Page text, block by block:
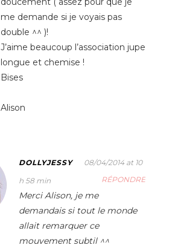
me demande si je voyais pas
double ^^ )!
J’aime beaucoup l’association jupe
longue et chemise !
Bises
Alison
DOLLYJESSY
08/04/2014 at 10
h 58 min
RÉPONDRE
Merci Alison, je me
demandais si tout le monde
allait remarquer ce
mouvement subtil ^^